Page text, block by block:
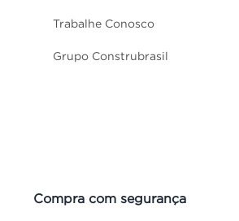
Trabalhe Conosco
Grupo Construbrasil
Compra com segurança